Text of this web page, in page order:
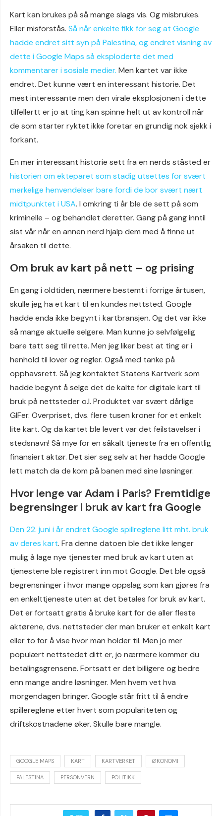
Kart kan brukes på så mange slags vis. Og misbrukes.
Eller misforstås. Så når enkelte fikk for seg at Google
hadde endret sitt syn på Palestina, og endret visning av
dette i Google Maps så eksploderte det med
kommentarer i sosiale medier. Men kartet var ikke
endret. Det kunne vært en interessant historie. Det
mest interessante men den virale eksplosjonen i dette
tilfellertt er jo at ting kan spinne helt ut av kontroll når
de som starter ryktet ikke foretar en grundig nok sjekk i
forkant.
En mer interessant historie sett fra en nerds ståsted er
historien om ekteparet som stadig utsettes for svært
merkelige henvendelser bare fordi de bor svært nært
midtpunktet i USA. I omkring ti år ble de sett på som
kriminelle – og behandlet deretter. Gang på gang inntil
sist vår når en annen nerd hjalp dem med å finne ut
årsaken til dette.
Om bruk av kart på nett – og prising
En gang i oldtiden, nærmere bestemt i forrige årtusen,
skulle jeg ha et kart til en kundes nettsted. Google
hadde enda ikke begynt i kartbransjen. Og det var ikke
så mange aktuelle selgere. Man kunne jo selvfølgelig
bare tatt seg til rette. Men jeg liker best at ting er i
henhold til lover og regler. Også med tanke på
opphavsrett. Så jeg kontaktet Statens Kartverk som
hadde begynt å selge det de kalte for digitale kart til
bruk på nettsteder o.l. Produktet var svært dårlige
GIFer. Overpriset, dvs. flere tusen kroner for et enkelt
lite kart. Og da kartet ble levert var det feilstavelser i
stedsnavn! Så mye for en såkalt tjeneste fra en offentlig
finansiert aktør. Det sier seg selv at her hadde Google
lett match da de kom på banen med sine løsninger.
Hvor lenge var Adam i Paris? Fremtidige
begrensinger i bruk av kart fra Google
Den 22. juni i år endret Google spillreglene litt mht. bruk
av deres kart. Fra denne datoen ble det ikke lenger
mulig å lage nye tjenester med bruk av kart uten at
tjenestene ble registrert inn mot Google. Det ble også
begrensninger i hvor mange oppslag som kan gjøres fra
en enkelttjeneste uten at det betales for bruk av kart.
Det er fortsatt gratis å bruke kart for de aller fleste
aktørene, dvs. nettsteder der man bruker et enkelt kart
eller to for å vise hvor man holder til. Men jo mer
populært nettstedet ditt er, jo nærmere kommer du
betalingsgrensene. Fortsatt er det billigere og bedre
enn mange andre løsninger. Men hvem vet hva
morgendagen bringer. Google står fritt til å endre
spillereglene etter hvert som populariteten og
driftskostnadene øker. Skulle bare mangle.
GOOGLE MAPS KART KARTVERKET ØKONOMI
PALESTINA PERSONVERN POLITIKK